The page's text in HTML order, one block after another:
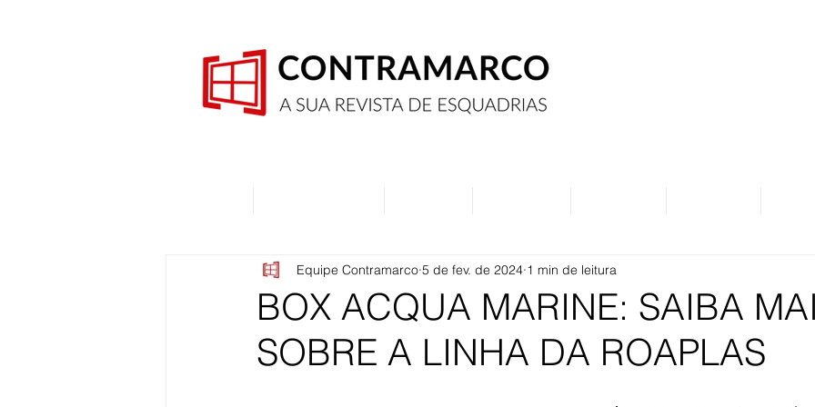
BOX ACQUA MARINE: SAIBA
SOBRE A LINHA DA ROAPLAS
Equipe Contramarco 5 de fev. de 2024 1 min de leitura